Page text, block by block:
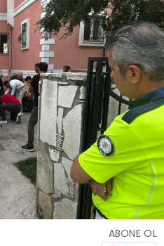
WhatsApp
İhbar Hattı
Facebook
ABONE OL